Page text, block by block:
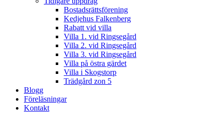
Bostadsrättsförening
Kedjehus Falkenberg
Rabatt vid villa
Villa 1. vid Ringsegård
Villa 2. vid Ringsegård
Villa 3. vid Ringsegård
Villa på östra gärdet
Villa i Skogstorp
Trädgård zon 5
Blogg
Föreläsningar
Kontakt